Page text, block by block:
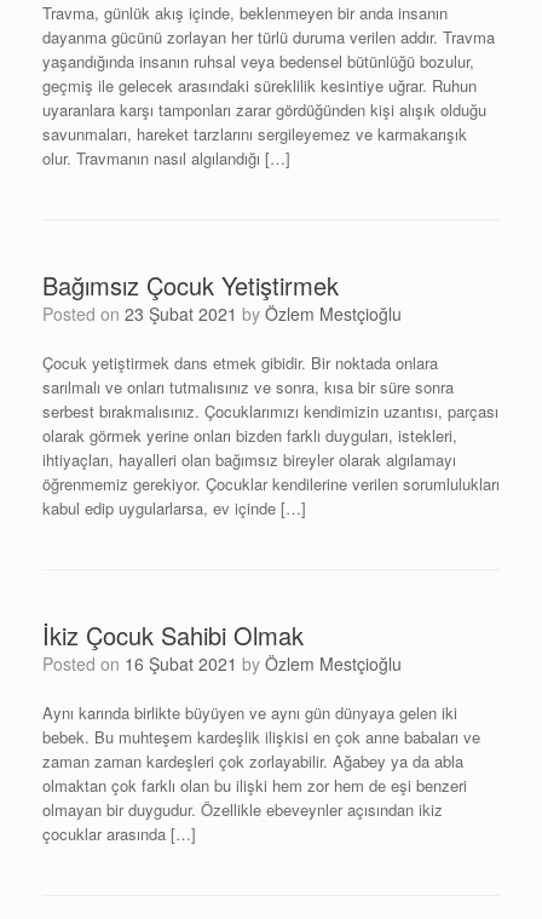
Travma, günlük akış içinde, beklenmeyen bir anda insanın
dayanma gücünü zorlayan her türlü duruma verilen addır. Travma
yaşandığında insanın ruhsal veya bedensel bütünlüğü bozulur,
geçmiş ile gelecek arasındaki süreklilik kesintiye uğrar. Ruhun
uyaranlara karşı tamponları zarar gördüğünden kişi alışık olduğu
savunmaları, hareket tarzlarını sergileyemez ve karmakarışık
olur. Travmanın nasıl algılandığı […]
Bağımsız Çocuk Yetiştirmek
Posted on 23 Şubat 2021 by Özlem Mestçioğlu
Çocuk yetiştirmek dans etmek gibidir. Bir noktada onlara
sarılmalı ve onları tutmalısınız ve sonra, kısa bir süre sonra
serbest bırakmalısınız. Çocuklarımızı kendimizin uzantısı, parçası
olarak görmek yerine onları bizden farklı duyguları, istekleri,
ihtiyaçları, hayalleri olan bağımsız bireyler olarak algılamayı
öğrenmemiz gerekiyor. Çocuklar kendilerine verilen sorumlulukları
kabul edip uygularlarsa, ev içinde […]
İkiz Çocuk Sahibi Olmak
Posted on 16 Şubat 2021 by Özlem Mestçioğlu
Aynı karında birlikte büyüyen ve aynı gün dünyaya gelen iki
bebek. Bu muhteşem kardeşlik ilişkisi en çok anne babaları ve
zaman zaman kardeşleri çok zorlayabilir. Ağabey ya da abla
olmaktan çok farklı olan bu ilişki hem zor hem de eşi benzeri
olmayan bir duygudur. Özellikle ebeveynler açısından ikiz
çocuklar arasında […]